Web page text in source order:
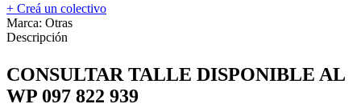
+ Creá un colectivo
Marca: Otras
Descripción
CONSULTAR TALLE DISPONIBLE AL
WP 097 822 939